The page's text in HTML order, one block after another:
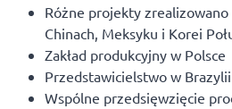
Różne projekty
Chinach, Meksyku i Korei
Zakład produkcyjny w Polsce
Przedstawicielstwo w Brazylii
Wspólne przedsięwzięcie